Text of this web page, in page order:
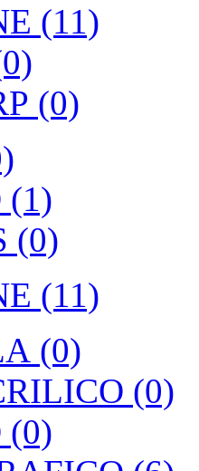
(11)
(0)
(1)
(0)
(11)
(0)
(0)
(0)